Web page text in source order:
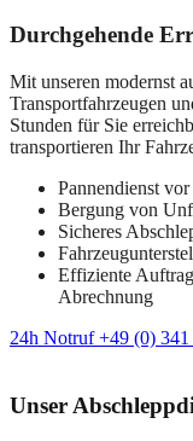
Durchgehende
Mit unseren modernst
Transportfahrzeugen
Stunden für Sie
transportieren Ihr
Pannendienst
Bergung von
Sicheres
Effiziente
Abrechnung
24h Notruf +49 (0)
Unser